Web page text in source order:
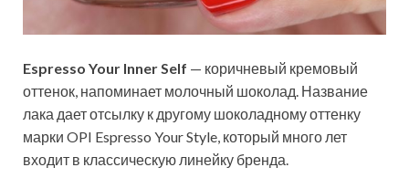
Espresso Your Inner Self — коричневый кремовый
оттенок, напоминает молочный шоколад. Название
лака дает отсылку к другому шоколадному оттенку
марки OPI Espresso Your Style, который много лет
входит в классическую линейку бренда.